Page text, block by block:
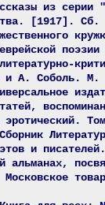
из
[1917]. Сб.
еврейской
литературно-
и А. Соболь.
и
альманах,